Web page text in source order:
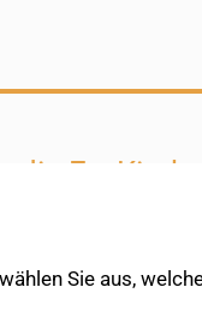
die Ev.
Sie aus,